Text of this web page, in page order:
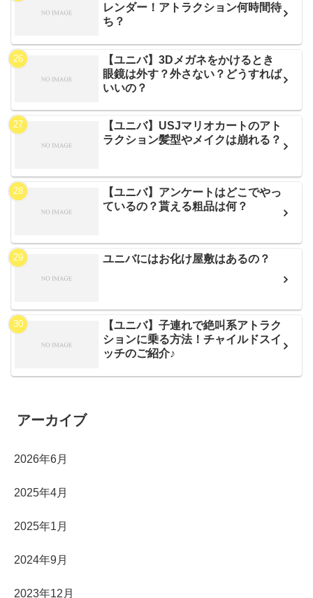
レンダー！アトラクション何時間待
ち？
【ユニバ】3Dメガネをかけるとき
眼鏡は外す？外さない？どうすれば
いいの？
【ユニバ】USJマリオカートのアト
ラクション髪型やメイクは崩れる？
【ユニバ】アンケートはどこでやっ
ているの？貰える粗品は何？
ユニバにはお化け屋敷はあるの？
【ユニバ】子連れで絶叫系アトラク
ションに乗る方法！チャイルドスイ
ッチのご紹介♪
アーカイブ
2026年6月
2025年4月
2025年1月
2024年9月
2023年12月